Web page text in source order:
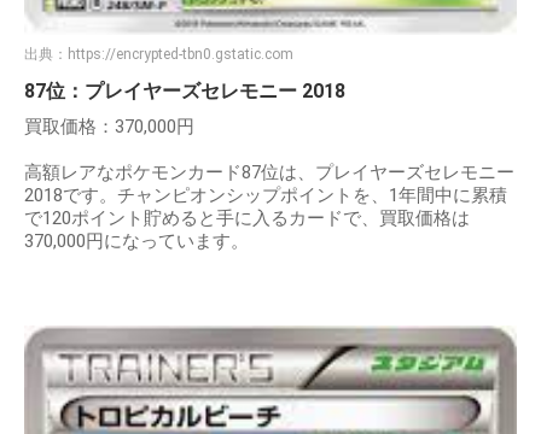
出典： https://encrypted-tbn0.gstatic.com
87位：プレイヤーズセレモニー 2018
買取価格：370,000円
高額レアなポケモンカード87位は、プレイヤーズセレモニー
2018です。チャンピオンシップポイントを、1年間中に累積
で120ポイント貯めると手に入るカードで、買取価格は
370,000円になっています。